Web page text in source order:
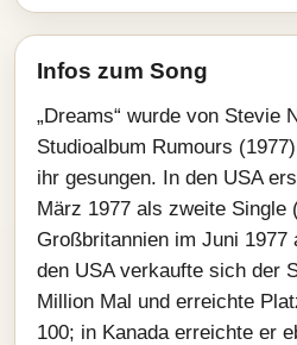
Infos zum Song
„Dreams“ wurde von Stevie
Studioalbum Rumours
ihr gesungen. In den USA
März 1977 als zweite Single
Großbritannien im Juni 1977
den USA verkaufte sich der
Million Mal und erreichte
100; in Kanada erreichte er